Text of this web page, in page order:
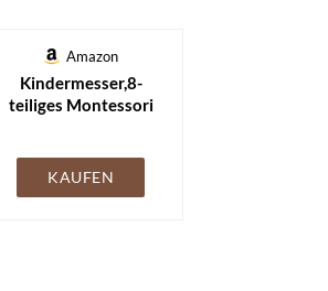
Amazon
Kindermesser,8-
teiliges Montessori
Messer für Kinder
messer ab 2 Jahren,
KAUFEN